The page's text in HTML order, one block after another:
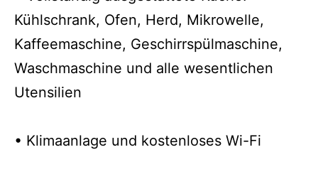
Kühlschrank, Ofen, Herd, Mikrowelle,
Kaffeemaschine, Geschirrspülmaschine,
Waschmaschine und alle wesentlichen
Utensilien
• Klimaanlage und kostenloses Wi-Fi